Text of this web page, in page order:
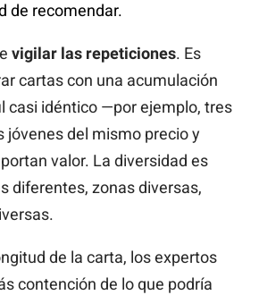
de recomendar.
vigilar las repeticiones. Es
cartas con una acumulación
casi idéntico —por ejemplo, tres
jóvenes del mismo precio y
valor. La diversidad es
diferentes, zonas diversas,
de la carta, los expertos
contención de lo que podría